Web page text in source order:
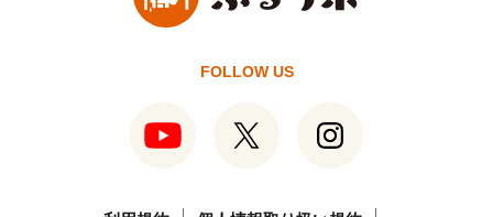
FOLLOW US